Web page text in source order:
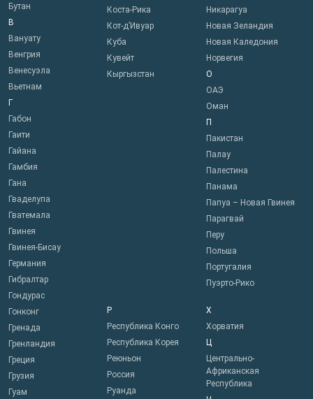
Бутан
В
Вануату
Венгрия
Венесуэла
Вьетнам
Г
Габон
Гаити
Гайана
Гамбия
Гана
Гваделупа
Гватемала
Гвинея
Гвинея-Бисау
Германия
Гибралтар
Гондурас
Гонконг
Гренада
Гренландия
Греция
Грузия
Гуам
Коста-Рика
Кот-д’Ивуар
Куба
Кувейт
Кыргызстан
Никарагуа
Новая Зеландия
Новая Каледония
Норвегия
О
ОАЭ
Оман
П
Пакистан
Палау
Палестина
Панама
Папуа – Новая Гвинея
Парагвай
Перу
Польша
Португалия
Пуэрто-Рико
Р
Республика Конго
Республика Корея
Реюньон
Россия
Руанда
Х
Хорватия
Ц
Центрально-
Африканская
Республика